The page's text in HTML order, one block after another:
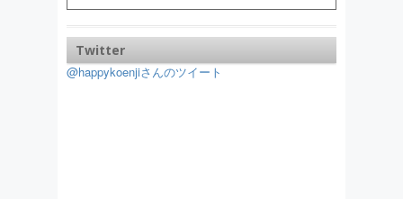
Twitter
@happykoenjiさんのツイート